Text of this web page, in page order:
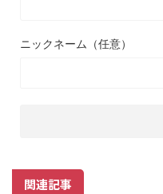
ニックネーム（任意）
関連記事